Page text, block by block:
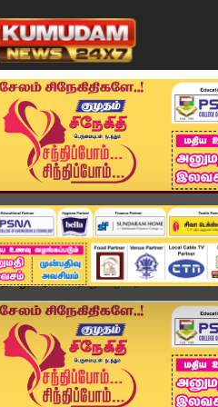
விளையாட்டு அண்மை
தமிழ்நாடு திமுக ஒன்றிய செயலாளர்